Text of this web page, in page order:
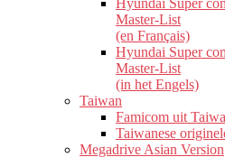
Hyundai Super
Master-List
(en Français)
Hyundai Super
Master-List
(in het Engels)
Taiwan
Famicom uit
Taiwanese
Megadrive Asian Version